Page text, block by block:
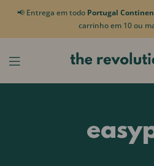
📢 Entrega em todo Portugal
carrinho em 10 ou